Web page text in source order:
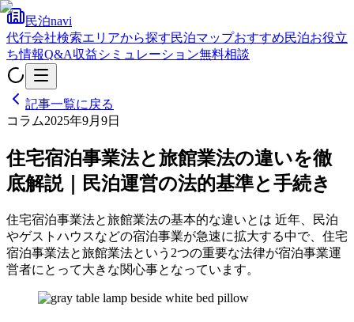
民泊navi
代行会社検索エリアから探す民泊マップおすすめ民泊お役立
ち情報Q&A収益シミュレーション無料相談
記事一覧に戻る
コラム2025年9月9日
住宅宿泊事業法と旅館業法の違いを徹
底解説｜民泊運営の法的基準と手続き
住宅宿泊事業法と旅館業法の基本的な違いとは 近年、民泊
やゲストハウスなどの宿泊事業が急速に拡大する中で、住宅
宿泊事業法と旅館業法という2つの重要な法律が宿泊事業運
営者にとって大きな関心事となっています。